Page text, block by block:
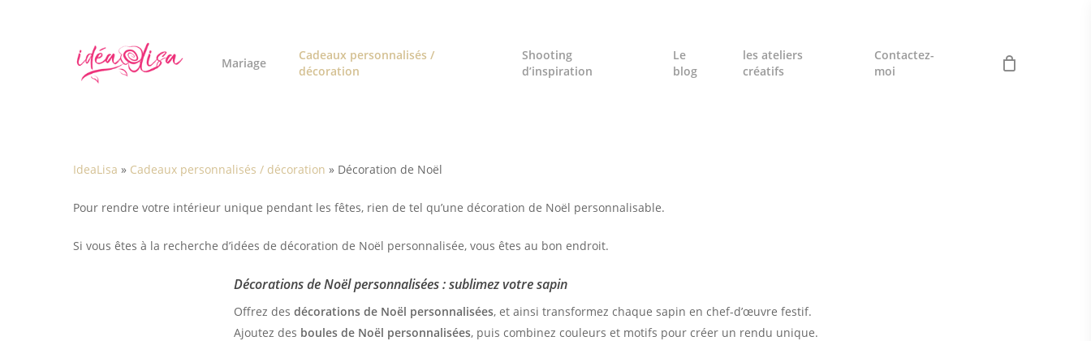
Mariage
Cadeaux personnalisés /
décoration
Shooting
d’inspiration
Le
blog
les ateliers
créatifs
Contactez-
moi
IdeaLisa » Cadeaux personnalisés / décoration » Décoration de Noël
Pour rendre votre intérieur unique pendant les fêtes, rien de tel qu’une décoration de Noël personnalisable.
Si vous êtes à la recherche d’idées de décoration de Noël personnalisée, vous êtes au bon endroit.
Décorations de Noël personnalisées : sublimez votre sapin
Offrez desdécorations de Noël personnalisées, et ainsi transformez chaque sapin en chef-d’œuvre festif.
Ajoutez des boules de Noël personnalisées, puis combinez couleurs et motifs pour créer un rendu unique.